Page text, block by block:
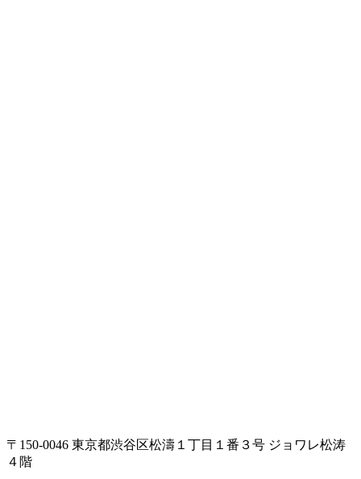
〒150-0046 東京都渋谷区松濤１丁目１番３号 ジョワレ松涛
４階